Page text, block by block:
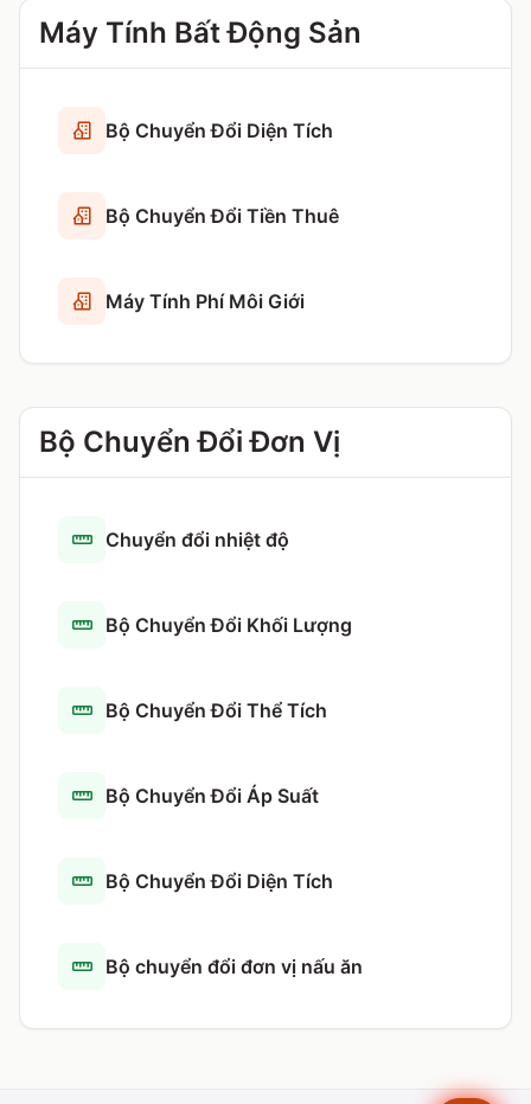
Máy Tính Bất Động Sản
Bộ Chuyển Đổi Diện Tích
Bộ Chuyển Đổi Tiền Thuê
Máy Tính Phí Môi Giới
Bộ Chuyển Đổi Đơn Vị
Chuyển đổi nhiệt độ
Bộ Chuyển Đổi Khối Lượng
Bộ Chuyển Đổi Thể Tích
Bộ Chuyển Đổi Áp Suất
Bộ Chuyển Đổi Diện Tích
Bộ chuyển đổi đơn vị nấu ăn